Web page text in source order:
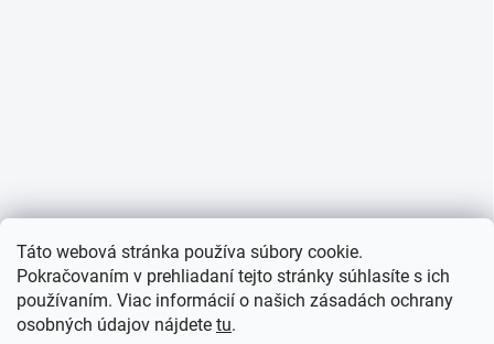
Táto webová stránka používa súbory cookie.
Pokračovaním v prehliadaní tejto stránky súhlasíte s ich
používaním. Viac informácií o našich zásadách ochrany
osobných údajov nájdete tu.